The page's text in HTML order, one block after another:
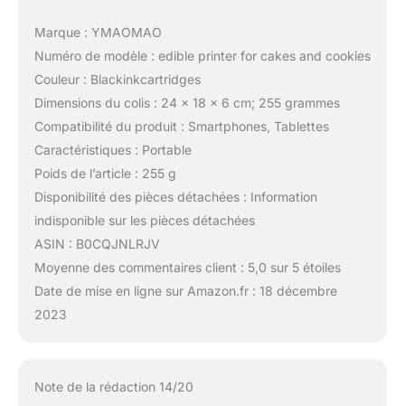
Marque : YMAOMAO
Numéro de modèle : edible printer for cakes and cookies
Couleur : Blackinkcartridges
Dimensions du colis : 24 x 18 x 6 cm; 255 grammes
Compatibilité du produit : Smartphones, Tablettes
Caractéristiques : Portable
Poids de l’article : 255 g
Disponibilité des pièces détachées : Information
indisponible sur les pièces détachées
ASIN : B0CQJNLRJV
Moyenne des commentaires client : 5,0 sur 5 étoiles
Date de mise en ligne sur Amazon.fr : 18 décembre
2023
Note de la rédaction 14/20